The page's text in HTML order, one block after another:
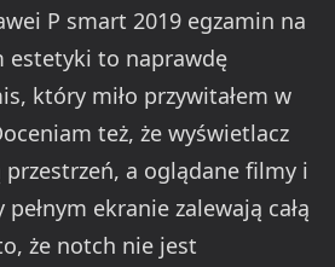
P smart 2019 egzamin na
estetyki to naprawdę
który miło przywitałem w
też, że wyświetlacz
przestrzeń, a oglądane filmy i
ekranie zalewają całą
że notch nie jest